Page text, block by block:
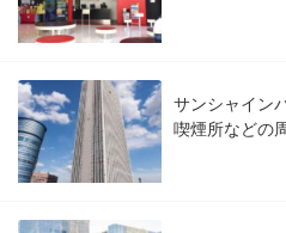
サンシャイン
喫煙所などの